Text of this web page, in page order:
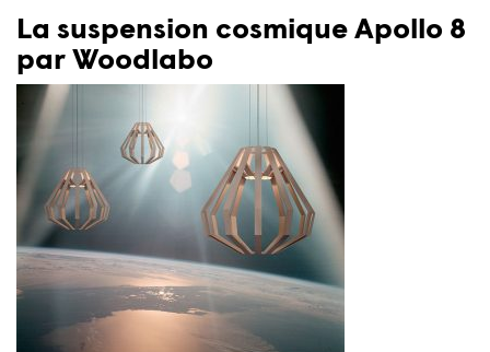
La suspension cosmique Apollo 8
par Woodlabo